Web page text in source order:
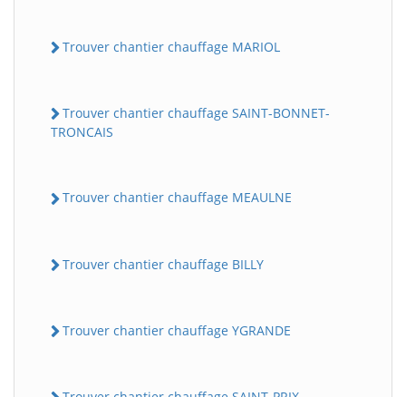
Trouver chantier chauffage MARIOL
Trouver chantier chauffage SAINT-BONNET-
TRONCAIS
Trouver chantier chauffage MEAULNE
Trouver chantier chauffage BILLY
Trouver chantier chauffage YGRANDE